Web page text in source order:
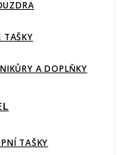
TAŠKY
A DOPLŇKY
TAŠKY